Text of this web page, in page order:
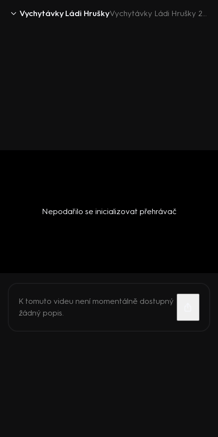
Vychytávky Ládi Hrušky Vychytávky Ládi Hrušky 2019 (2): Boží milosti
Nepodařilo se inicializovat přehrávač
K tomuto videu není momentálně dostupný
žádný popis.